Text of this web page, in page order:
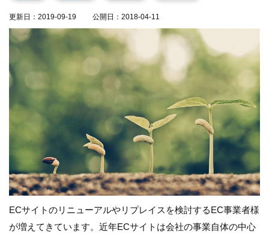
更新日： 2019-09-19 公開日： 2018-04-11
ECサイトのリニューアルやリプレイスを検討するEC事業者様
が増えてきています。近年ECサイトは会社の事業自体の中心